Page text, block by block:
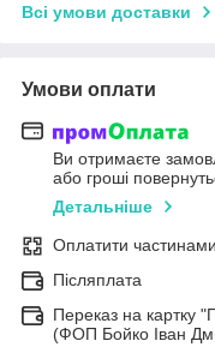
Всі умови доставки
Умови оплати
Ви отримаєте
або гроші
Детальніше
Оплатити частинами
Післяплата
Переказ на картку
(ФОП Бойко Іван